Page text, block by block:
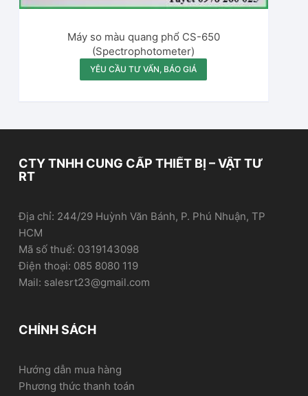
Máy so màu quang phổ CS-650
(Spectrophotometer)
YÊU CẦU TƯ VẤN, BÁO GIÁ
CTY TNHH CUNG CẤP THIẾT BỊ – VẬT TƯ
RT
Địa chỉ: 244/29 Huỳnh Văn Bánh, P. Phú Nhuận, TP
HCM
Mã số thuế: 0319143098
Điện thoại: 085 8080 119
Mail: salesrt23@gmail.com
CHÍNH SÁCH
Hướng dẫn mua hàng
Phương thức thanh toán